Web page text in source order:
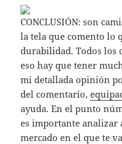
CONCLUSIÓN: son
la tela que comento lo
durabilidad. Todos los
eso hay que tener
mi detallada opinión
del comentario,
ayuda. En el punto
es importante analizar
mercado en el que te